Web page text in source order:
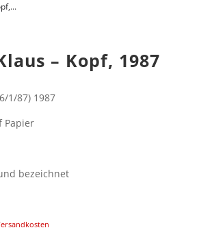
– Kopf, 1987
1/87) 1987
Papier
bezeichnet